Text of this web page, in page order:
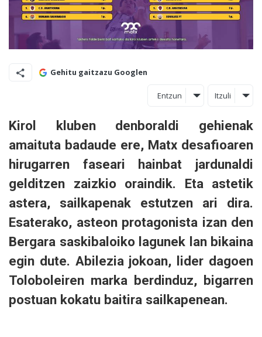
Gehitu gaitzazu Googlen
Entzun Itzuli
Kirol kluben denboraldi gehienak
amaituta badaude ere, Matx desafioaren
hirugarren faseari hainbat jardunaldi
gelditzen zaizkio oraindik. Eta astetik
astera, sailkapenak estutzen ari dira.
Esaterako, asteon protagonista izan den
Bergara saskibaloiko lagunek lan bikaina
egin dute. Abilezia jokoan, lider dagoen
Toloboleiren marka berdinduz, bigarren
postuan kokatu baitira sailkapenean.